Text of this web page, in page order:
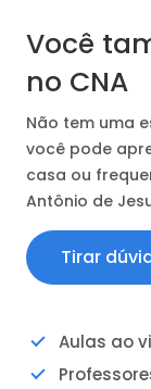
Você
no CNA
Não tem uma
você pode
casa ou
Antônio de
Tirar
Aulas ao